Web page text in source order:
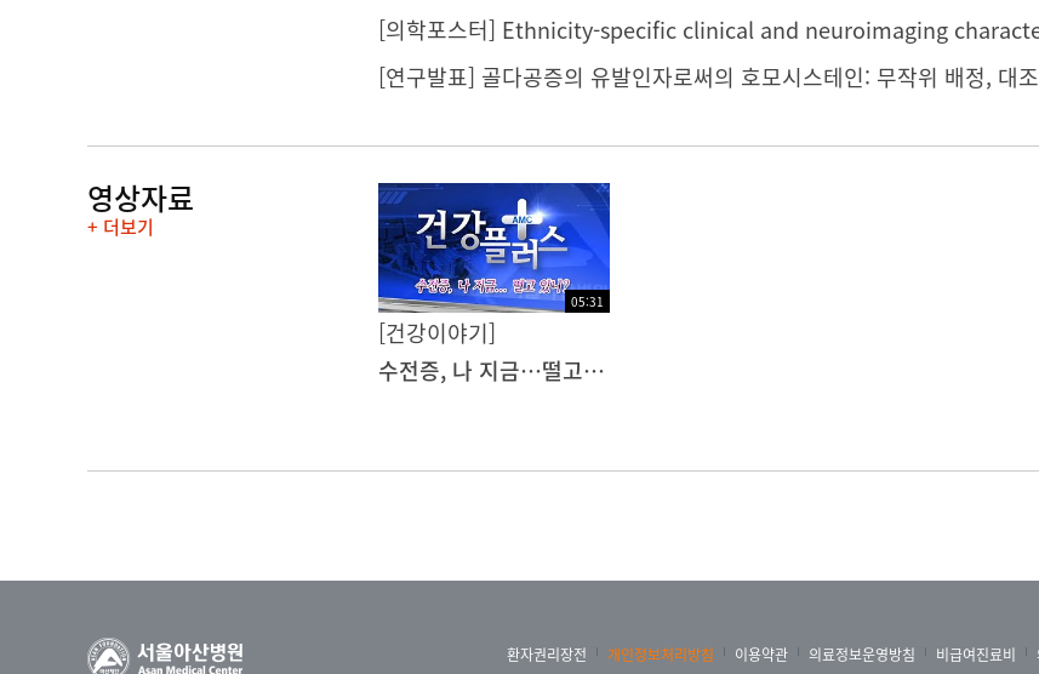
[연구발표] 골다공증의 유발인자로써의 호모시스테인: 무작위 배정, 대
영상자료
+ 더보기
05:31
[건강이야기]
수전증, 나 지금…떨고 있니?
환자권리장전 개인정보처리방침 이용약관 의료정보운영방침 비급여진료비